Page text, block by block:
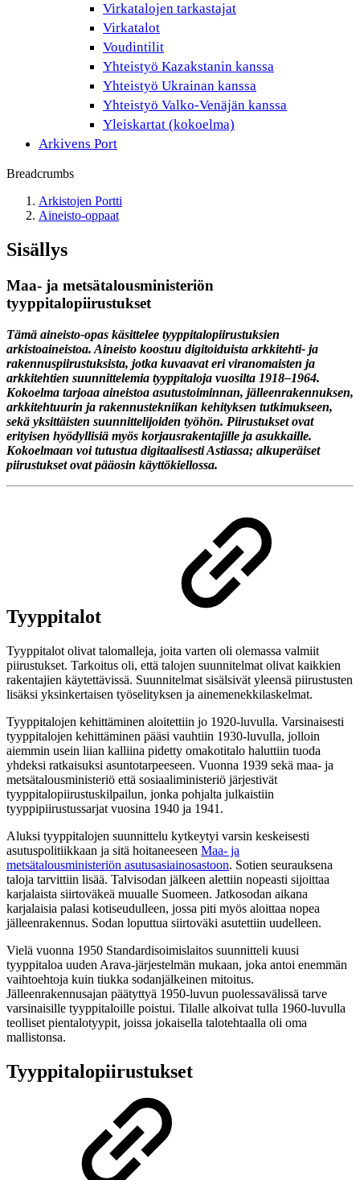
Virkatalojen tarkastajat
Virkatalot
Voudintilit
Yhteistyö Kazakstanin kanssa
Yhteistyö Ukrainan kanssa
Yhteistyö Valko-Venäjän kanssa
Yleiskartat (kokoelma)
Arkivens Port
Breadcrumbs
Arkistojen Portti
Aineisto-oppaat
Sisällys
Maa- ja metsätalousministeriön
tyyppitalopiirustukset
Tämä aineisto-opas käsittelee tyyppitalopiirustuksien
arkistoaineistoa. Aineisto koostuu digitoiduista arkkitehti- ja
rakennuspiirustuksista, jotka kuvaavat eri viranomaisten ja
arkkitehtien suunnittelemia tyyppitaloja vuosilta 1918–1964.
Kokoelma tarjoaa aineistoa asutustoiminnan, jälleenrakennuksen,
arkkitehtuurin ja rakennustekniikan kehityksen tutkimukseen,
sekä yksittäisten suunnittelijoiden työhön. Piirustukset ovat
erityisen hyödyllisiä myös korjausrakentajille ja asukkaille.
Kokoelmaan voi tutustua digitaalisesti Astiassa; alkuperäiset
piirustukset ovat pääosin käyttökiellossa.
Tyyppitalot
Tyyppitalot olivat talomalleja, joita varten oli olemassa valmiit
piirustukset. Tarkoitus oli, että talojen suunnitelmat olivat kaikkien
rakentajien käytettävissä. Suunnitelmat sisälsivät yleensä piirustusten
lisäksi yksinkertaisen työselityksen ja ainemenekkilaskelmat.
Tyyppitalojen kehittäminen aloitettiin jo 1920-luvulla. Varsinaisesti
tyyppitalojen kehittäminen pääsi vauhtiin 1930-luvulla, jolloin
aiemmin usein liian kalliina pidetty omakotitalo haluttiin tuoda
yhdeksi ratkaisuksi asuntotarpeeseen. Vuonna 1939 sekä maa- ja
metsätalousministeriö että sosiaaliministeriö järjestivät
tyyppitalopiirustuskilpailun, jonka pohjalta julkaistiin
tyyppipiirustussarjat vuosina 1940 ja 1941.
Aluksi tyyppitalojen suunnittelu kytkeytyi varsin keskeisesti
asutuspolitiikkaan ja sitä hoitaneeseen Maa- ja
metsätalousministeriön asutusasiainosastoon. Sotien seurauksena
taloja tarvittiin lisää. Talvisodan jälkeen alettiin nopeasti sijoittaa
karjalaista siirtoväkeä muualle Suomeen. Jatkosodan aikana
karjalaisia palasi kotiseudulleen, jossa piti myös aloittaa nopea
jälleenrakennus. Sodan loputtua siirtoväki asutettiin uudelleen.
Vielä vuonna 1950 Standardisoimislaitos suunnitteli kuusi
tyyppitaloa uuden Arava-järjestelmän mukaan, joka antoi enemmän
vaihtoehtoja kuin tiukka sodanjälkeinen mitoitus.
Jälleenrakennusajan päätyttyä 1950-luvun puolessavälissä tarve
varsinaisille tyyppitaloille poistui. Tilalle alkoivat tulla 1960-luvulla
teolliset pientalotyypit, joissa jokaisella talotehtaalla oli oma
mallistonsa.
Tyyppitalopiirustukset